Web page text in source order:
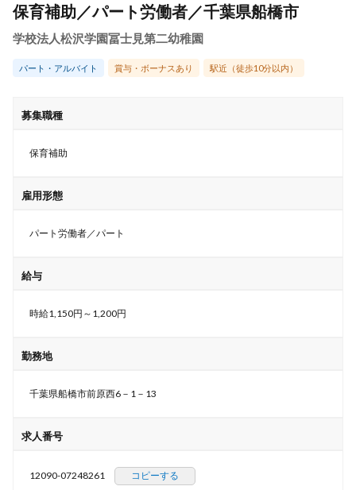
保育補助／パート労働者／千葉県船橋市
学校法人松沢学園冨士見第二幼稚園
パート・アルバイト 賞与・ボーナスあり 駅近（徒歩10分以内）
募集職種
保育補助
雇用形態
パート労働者／パート
給与
時給1,150円～1,200円
勤務地
千葉県船橋市前原西6－1－13
求人番号
12090-07248261 コピーする